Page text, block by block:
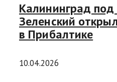
Калининград
Зеленский
в Прибалтике
10.04.2026